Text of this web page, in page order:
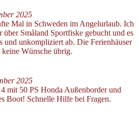
2025
Mal in Schweden im Angelurlaub. Ich
über Småland Sportfiske gebucht und es
und unkompliziert ab. Die Ferienhäuser
keine Wünsche übrig.
2025
mit 50 PS Honda Außenborder und
Boot! Schnelle Hilfe bei Fragen.